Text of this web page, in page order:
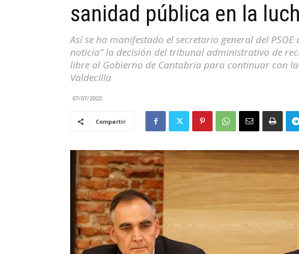
Cantabria
sanidad pública en la
Así se ha manifestado el secretario general del
noticia” la decisión del tribunal administrativo de
libre al Gobierno de Cantabria para continuar con
Valdecilla
07/07/2022
Compartir